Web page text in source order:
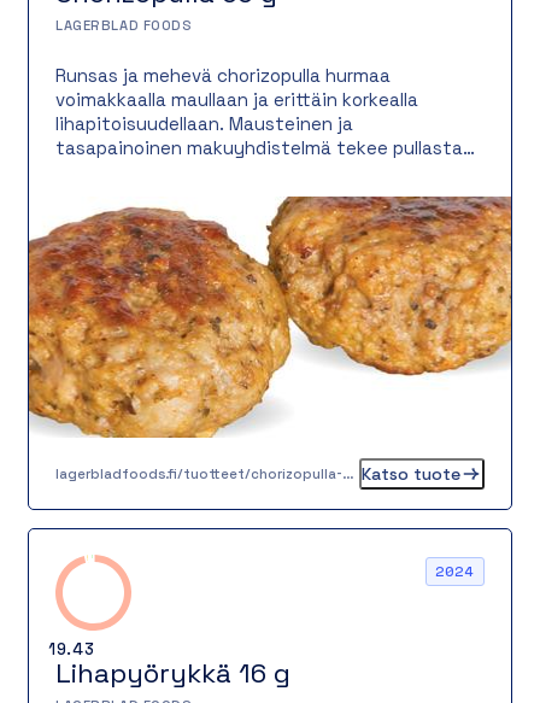
LAGERBLAD FOODS
Runsas ja mehevä chorizopulla hurmaa
voimakkaalla maullaan ja erittäin korkealla
lihapitoisuudellaan. Mausteinen ja
tasapainoinen makuyhdistelmä tekee pullasta
lounaslautaselle kuin à la carte -tarjoiluun.
Valmiiksi kypsä, pakasteena säilyvä pulla on
maidoton, laktoositon, gluteeniton eikä sisällä
kananmunaa, joten se sopii monenlaisiin
ruokavalioihin.
lagerbladfoods.fi/tuotteet/chorizopulla-55-g Katso tuote
19.43
2024
Lihapyörykkä 16 g